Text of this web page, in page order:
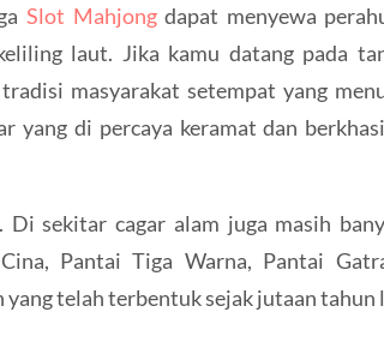
Slot Mahjongdapat menyewa
laut. Jika kamu datang pada
masyarakat setempat yang
yang di percaya keramat dan
Di sekitar cagar alam juga masih
Pantai Tiga Warna, Pantai
yang telah terbentuk sejak jutaan tahun